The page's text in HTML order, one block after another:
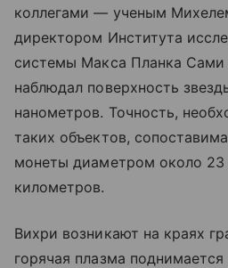
коллегами — ученым
директором Института
системы Макса Планка
наблюдал поверхность
нанометров. Точность,
таких объектов,
монеты диаметром около 23
километров.
Вихри возникают на краях
горячая плазма